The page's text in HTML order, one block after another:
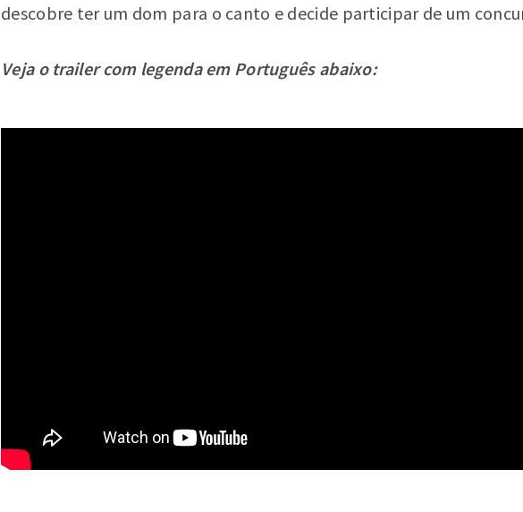
descobre ter um dom para o canto e decide participar de um
Veja o trailer com legenda em Português abaixo: